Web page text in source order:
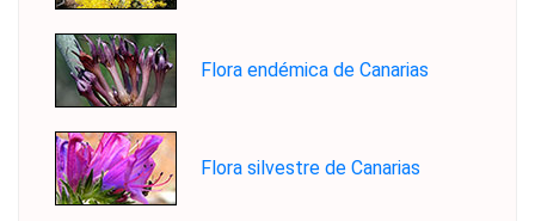
Flora endémica de Canarias
Flora silvestre de Canarias